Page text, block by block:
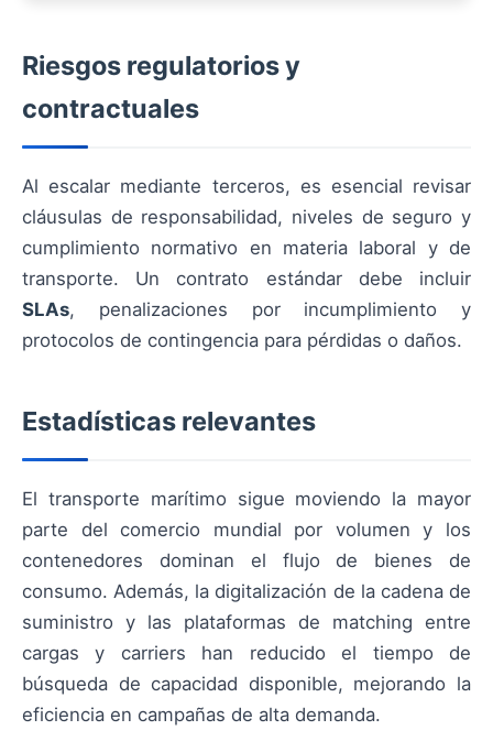
Riesgos regulatorios y
contractuales
Al escalar mediante terceros, es esencial revisar
cláusulas de responsabilidad, niveles de seguro y
cumplimiento normativo en materia laboral y de
transporte. Un contrato estándar debe incluir
SLAs, penalizaciones por incumplimiento y
protocolos de contingencia para pérdidas o daños.
Estadísticas relevantes
El transporte marítimo sigue moviendo la mayor
parte del comercio mundial por volumen y los
contenedores dominan el flujo de bienes de
consumo. Además, la digitalización de la cadena de
suministro y las plataformas de matching entre
cargas y carriers han reducido el tiempo de
búsqueda de capacidad disponible, mejorando la
eficiencia en campañas de alta demanda.